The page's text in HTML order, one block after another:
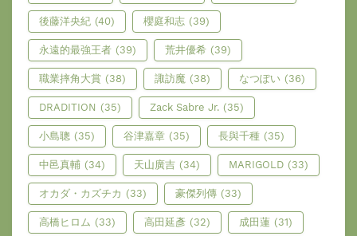
後藤洋央紀 (40) 櫻庭和志 (39)
永遠的最強王者 (39) 荒井優希 (39)
職業摔角大賞 (38) 諏訪魔 (38) なつぽい (36)
DRADITION (35) Zack Sabre Jr. (35)
小島聰 (35) 谷津嘉章 (35) 長與千種 (35)
中邑真輔 (34) 天山廣吉 (34) MARIGOLD (33)
オカダ・カズチカ (33) 豪傑列傳 (33)
高橋ヒロム (33) 高田延彥 (32) 成田蓮 (31)